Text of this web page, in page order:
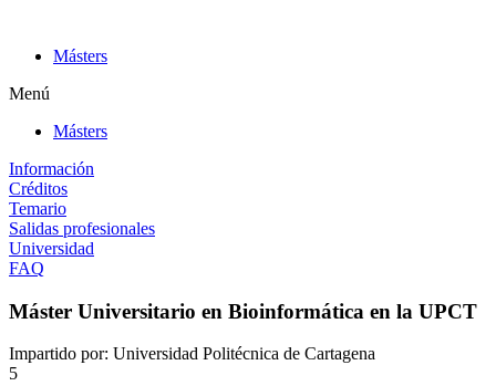
contenidoMásters
Menú
Másters
Información
Créditos
Temario
Salidas profesionales
Universidad
FAQ
Máster Universitario en Bioinformática en la UPCT
Impartido por: Universidad Politécnica de Cartagena
5